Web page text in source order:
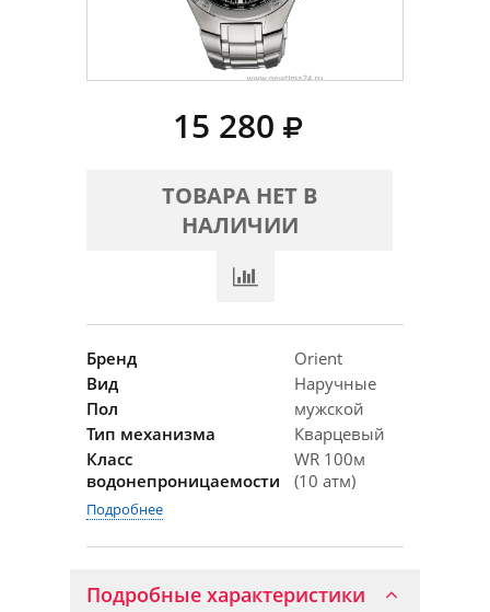
15 280
ТОВАРА НЕТ В
НАЛИЧИИ
Бренд
Orient
Вид
Наручные
Пол
мужской
Тип механизма
Кварцевый
Класс
водонепроницаемости
WR 100м
(10 атм)
Подробнее
Подробные характеристики